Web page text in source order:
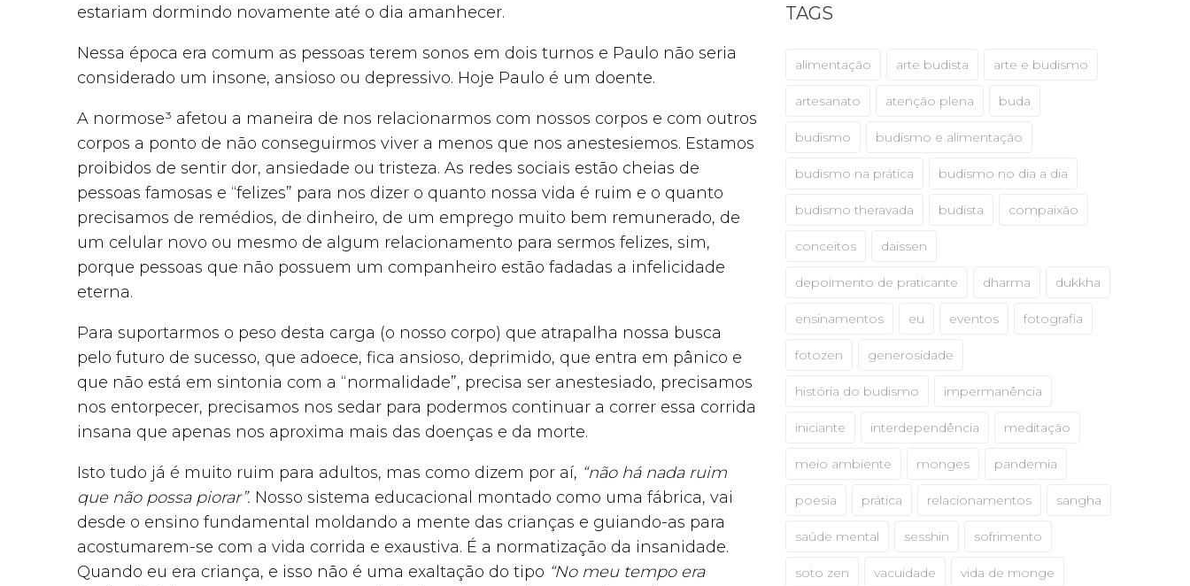
estariam dormindo novamente até o dia amanhecer.
Nessa época era comum as pessoas terem sonos em dois turnos e Paulo não seria
considerado um insone, ansioso ou depressivo. Hoje Paulo é um doente.
A normose³ afetou a maneira de nos relacionarmos com nossos corpos e com outros
corpos a ponto de não conseguirmos viver a menos que nos anestesiemos. Estamos
proibidos de sentir dor, ansiedade ou tristeza. As redes sociais estão cheias de
pessoas famosas e “felizes” para nos dizer o quanto nossa vida é ruim e o quanto
precisamos de remédios, de dinheiro, de um emprego muito bem remunerado, de
um celular novo ou mesmo de algum relacionamento para sermos felizes, sim,
porque pessoas que não possuem um companheiro estão fadadas a infelicidade
eterna.
Para suportarmos o peso desta carga (o nosso corpo) que atrapalha nossa busca
pelo futuro de sucesso, que adoece, fica ansioso, deprimido, que entra em pânico e
que não está em sintonia com a “normalidade”, precisa ser anestesiado, precisamos
nos entorpecer, precisamos nos sedar para podermos continuar a correr essa corrida
insana que apenas nos aproxima mais das doenças e da morte.
Isto tudo já é muito ruim para adultos, mas como dizem por aí, “não há nada ruim
que não possa piorar”. Nosso sistema educacional montado como uma fábrica, vai
desde o ensino fundamental moldando a mente das crianças e guiando-as para
acostumarem-se com a vida corrida e exaustiva. É a normatização da insanidade.
Quando eu era criança, e isso não é uma exaltação do tipo “No meu tempo era
TAGS
alimentação arte budista arte e budismo
artesanato atenção plena buda
budismo budismo e alimentação
budismo na prática budismo no dia a dia
budismo theravada budista compaixão
conceitos daissen
depoimento de praticante dharma dukkha
ensinamentos eu eventos fotografia
fotozen generosidade
história do budismo impermanência
iniciante interdependência meditação
meio ambiente monges pandemia
poesia prática relacionamentos sangha
saúde mental sesshin sofrimento
soto zen vacuidade vida de monge